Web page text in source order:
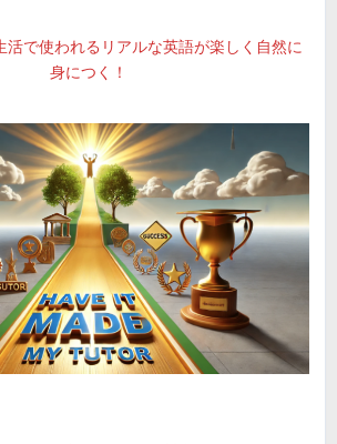
活で使われるリアルな英語が楽しく自然に
身につく！